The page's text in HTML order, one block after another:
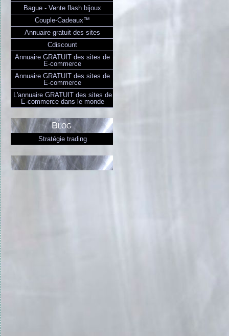
Bague - Vente flash bijoux
Couple-Cadeaux™
Annuaire gratuit des sites
Cdiscount
Annuaire GRATUIT des sites de
E-commerce
Annuaire GRATUIT des sites de
E-commerce
L'annuaire GRATUIT des sites de
E-commerce dans le monde
Blog
Stratégie trading